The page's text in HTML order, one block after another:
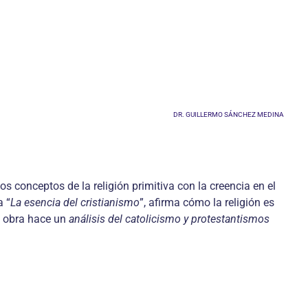
DR. GUILLERMO SÁNCHEZ MEDINA
conceptos de la religión primitiva con la creencia en el
“La esencia del cristianismo”, afirma cómo la religión es
obra hace un análisis del catolicismo y protestantismos